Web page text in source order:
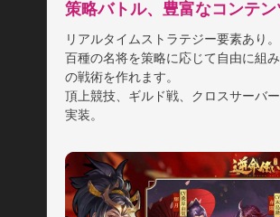
策略バトル、豊富なコンテン
リアルタイムストラテジー要素あり
百種の名将を策略に応じて自由に組
の戦術を作れます。
頂上競技、ギルド戦、クロスサーバ